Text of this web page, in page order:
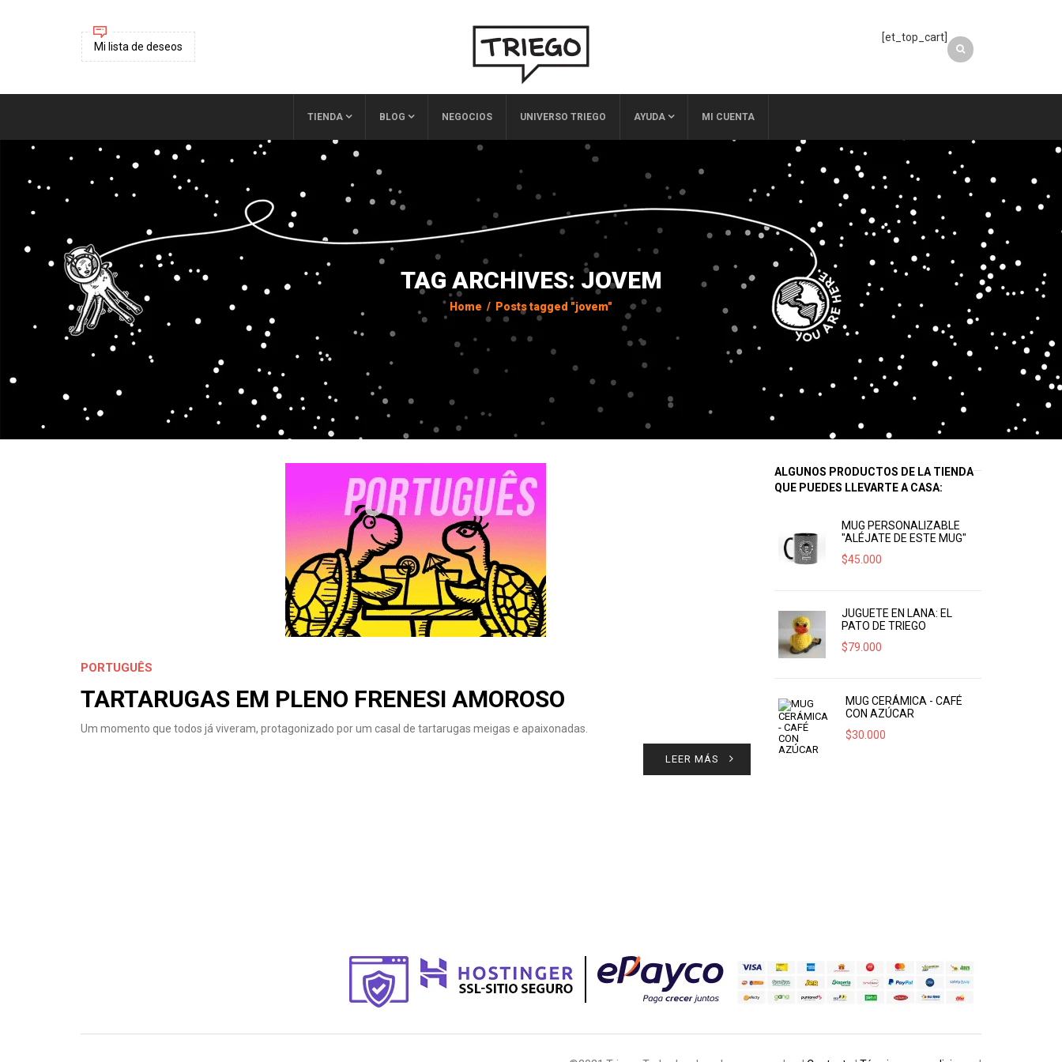
Mi lista de deseos
[et_top_cart]
TIENDA BLOG NEGOCIOS UNIVERSO TRIEGO AYUDA MI CUENTA
TAG ARCHIVES: JOVEM
Home / Posts tagged "jovem"
PORTUGUÊS
TARTARUGAS EM PLENO FRENESI AMOROSO
Um momento que todos já viveram, protagonizado por um casal de tartarugas meigas e apaixonadas.
LEER MÁS
ALGUNOS PRODUCTOS DE LA TIENDA
QUE PUEDES LLEVARTE A CASA:
MUG PERSONALIZABLE
"ALÉJATE DE ESTE MUG"
$45.000
JUGUETE EN LANA: EL
PATO DE TRIEGO
$79.000
MUG CERÁMICA - CAFÉ
CON AZÚCAR
$30.000